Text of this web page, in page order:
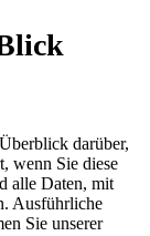
darüber,
wenn Sie diese
alle Daten, mit
Ausführliche
Sie unserer